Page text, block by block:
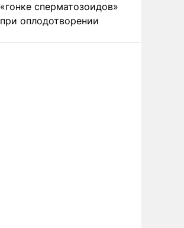
«гонке сперматозоидов»
при оплодотворении